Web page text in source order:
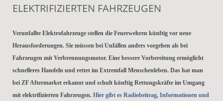
ELEKTRIFIZIERTEN FAHRZEUGEN
Verunfallte Elektrofahrzeuge stellen die Feuerwehren künftig vor neue
Herausforderungen. Sie müssen bei Unfällen anders vorgehen als bei
Fahrzeugen mit Verbrennungsmotor. Eine bessere Vorbereitung ermöglicht
schnelleres Handeln und rettet im Extremfall Menschenleben. Das hat man
bei ZF Aftermarket erkannt und schult künftig Rettungskräfte im Umgang
mit elektrifizierten Fahrzeugen. Hier gibt es Radiobeitrag, Informationen und